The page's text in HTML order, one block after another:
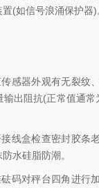
(如信号浪涌保护器)
器外观有无裂纹
输出阻抗(正常值通
盒检查密封胶条
水硅脂防潮。
对秤台四角进行